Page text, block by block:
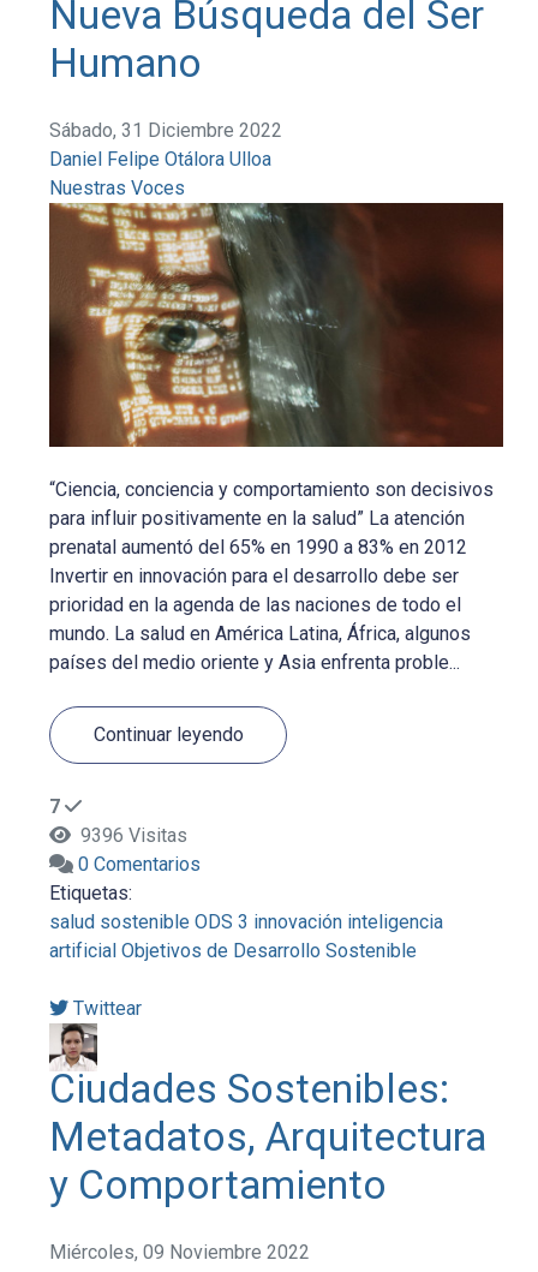
Nueva Búsqueda del Ser
Humano
Sábado, 31 Diciembre 2022
Daniel Felipe Otálora Ulloa
Nuestras Voces
“Ciencia, conciencia y comportamiento son decisivos
para influir positivamente en la salud” La atención
prenatal aumentó del 65% en 1990 a 83% en 2012
Invertir en innovación para el desarrollo debe ser
prioridad en la agenda de las naciones de todo el
mundo. La salud en América Latina, África, algunos
países del medio oriente y Asia enfrenta proble...
Continuar leyendo
7
9396 Visitas
0 Comentarios
Etiquetas:
salud sostenible ODS 3 innovación inteligencia
artificial Objetivos de Desarrollo Sostenible
Twittear
Ciudades Sostenibles:
Metadatos, Arquitectura
y Comportamiento
Miércoles, 09 Noviembre 2022